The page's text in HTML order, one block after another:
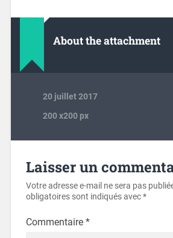
About the attachment
20 juillet 2017
200x200 px
Laisser un
Votre adresse e-mail ne sera pas
obligatoires sont indiqués avec*
Commentaire *